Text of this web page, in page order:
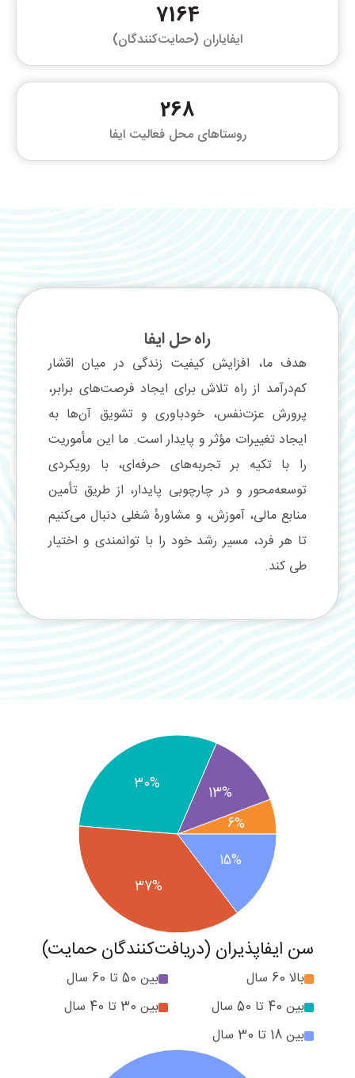
7164
ایفایاران (حمایت‌کنندگان)
268
روستاهای محل فعالیت ایفا
راه حل ایفا
هدف ما، افزایش کیفیت زندگی در میان اقشار
کم‌درآمد از راه تلاش برای ایجاد فرصت‌های برابر،
پرورش عزت‌نفس، خودباوری و تشویق آن‌ها به
ایجاد تغییرات مؤثر و پایدار است. ما این مأموریت
را با تکیه بر تجربه‌های حرفه‌ای، با رویکردی
توسعه‌محور و در چارچوبی پایدار، از طریق تأمین
منابع مالی، آموزش، و مشاورهٔ شغلی دنبال می‌کنیم
تا هر فرد، مسیر رشد خود را با توانمندی و اختیار
طی کند.
6%
13%
30%
37%
15%
سن ایفاپذیران (دریافت‌کنندگان حمایت)
بالا 60 سال
بین 50 تا 60 سال
بین 40 تا 50 سال
بین 30 تا 40 سال
بین 18 تا 30 سال